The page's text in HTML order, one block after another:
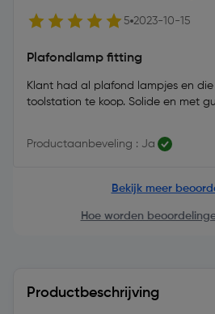
5 2023-10-15
Plafondlamp fitting
Klant had al plafond lampjes en
toolstation te koop. Solide en met
Productaanbeveling : Ja
Bekijk meer
Hoe worden
Productbeschrijving